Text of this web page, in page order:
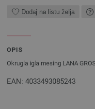
Dodaj na listu želja
OPIS
Okrugla igla mesing LANA
EAN: 4033493085243